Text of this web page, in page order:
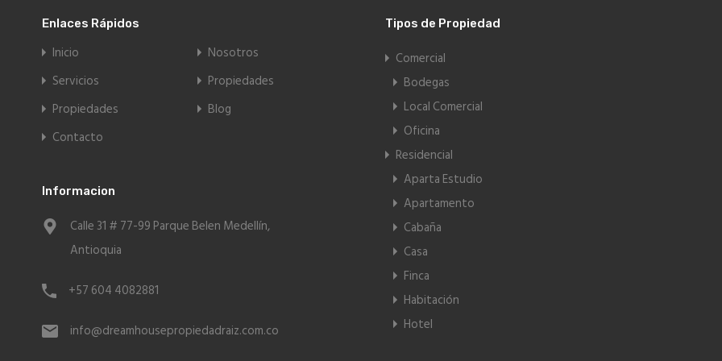
Enlaces Rápidos
Inicio
Nosotros
Servicios
Propiedades
Propiedades
Blog
Contacto
Informacion
Calle 31 # 77-99 Parque Belen Medellín,
Antioquia
+57 604 4082881
info@dreamhousepropiedadraiz.com.co
Tipos de Propiedad
Comercial
Bodegas
Local Comercial
Oficina
Residencial
Aparta Estudio
Apartamento
Cabaña
Casa
Finca
Habitación
Hotel